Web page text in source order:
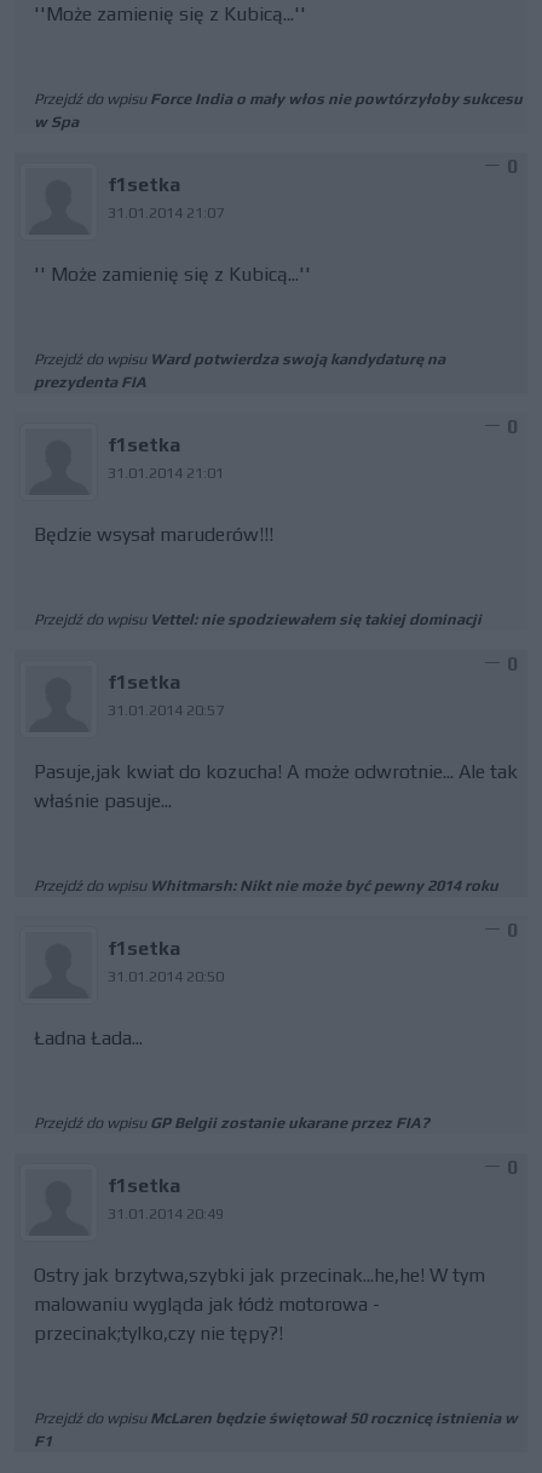
''Może zamienię się z Kubicą...''
Przejdź do wpisu Force India o mały włos nie powtórzyłoby sukcesu
w Spa
f1setka
31.01.2014 21:07
0
'' Może zamienię się z Kubicą...''
Przejdź do wpisu Ward potwierdza swoją kandydaturę na
prezydenta FIA
f1setka
31.01.2014 21:01
0
Będzie wsysał maruderów!!!
Przejdź do wpisu Vettel: nie spodziewałem się takiej dominacji
f1setka
31.01.2014 20:57
0
Pasuje,jak kwiat do kozucha! A może odwrotnie... Ale tak
właśnie pasuje...
Przejdź do wpisu Whitmarsh: Nikt nie może być pewny 2014 roku
f1setka
31.01.2014 20:50
0
Ładna Łada...
Przejdź do wpisu GP Belgii zostanie ukarane przez FIA?
f1setka
31.01.2014 20:49
0
Ostry jak brzytwa,szybki jak przecinak...he,he! W tym
malowaniu wygląda jak łódż motorowa -
przecinak;tylko,czy nie tępy?!
Przejdź do wpisu McLaren będzie świętował 50 rocznicę istnienia w
F1